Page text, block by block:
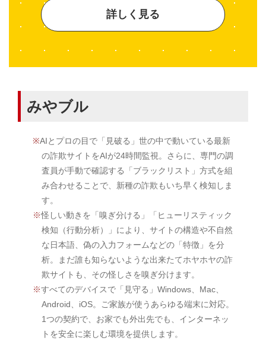
詳しく見る
みやブル
AIとプロの目で「見破る」世の中で動いている最新
の詐欺サイトをAIが24時間監視。さらに、専門の調
査員が手動で確認する「ブラックリスト」方式を組
み合わせることで、新種の詐欺もいち早く検知しま
す。
怪しい動きを「嗅ぎ分ける」「ヒューリスティック
検知（行動分析）」により、サイトの構造や不自然
な日本語、偽の入力フォームなどの「特徴」を分
析。まだ誰も知らないような出来たてホヤホヤの詐
欺サイトも、その怪しさを嗅ぎ分けます。
すべてのデバイスで「見守る」Windows、Mac、
Android、iOS。ご家族が使うあらゆる端末に対応。
1つの契約で、お家でも外出先でも、インターネッ
トを安全に楽しむ環境を提供します。